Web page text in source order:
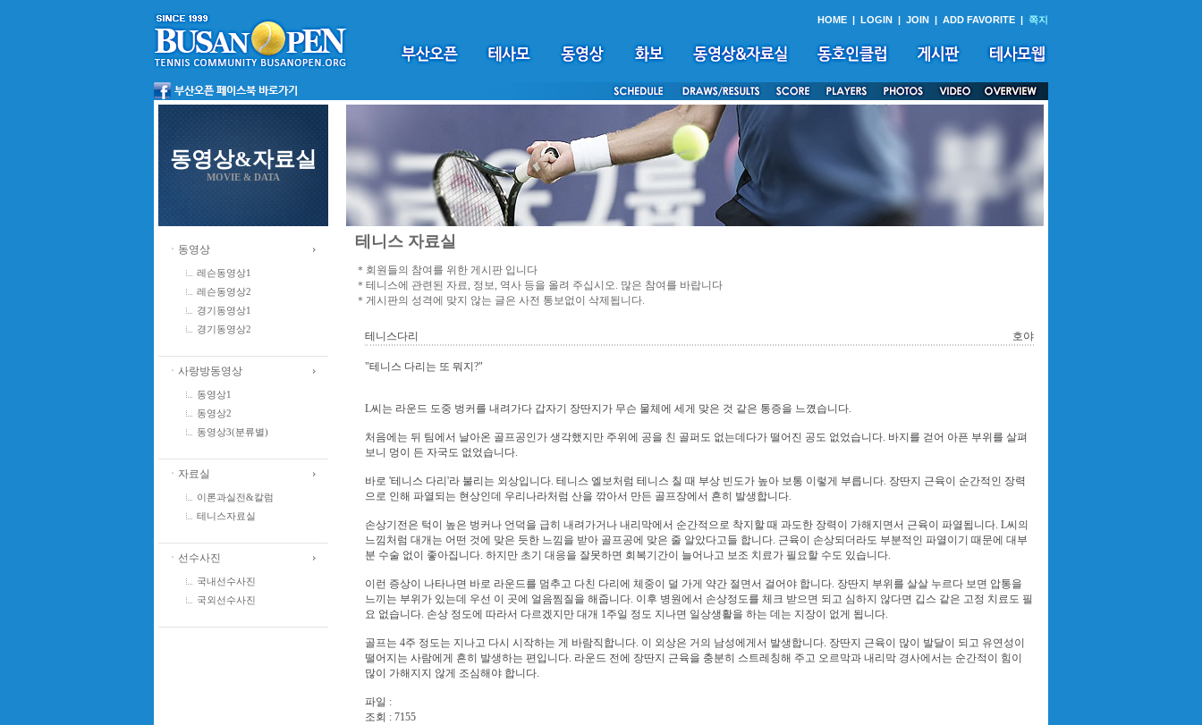
HOME | LOGIN | JOIN | ADD FAVORITE | 쪽지
동영상&자료실
MOVIE & DATA
ㆍ동영상
레슨동영상1
레슨동영상2
경기동영상1
경기동영상2
ㆍ사랑방동영상
동영상1
동영상2
동영상3(분류별)
ㆍ자료실
이론과실전&칼럼
테니스자료실
ㆍ선수사진
국내선수사진
국외선수사진
테니스 자료실
＊회원들의 참여를 위한 게시판 입니다
＊테니스에 관련된 자료, 정보, 역사 등을 올려 주십시오. 많은 참여를 바랍니다
＊게시판의 성격에 맞지 않는 글은 사전 통보없이 삭제됩니다.
테니스다리 호야
"테니스 다리는 또 뭐지?"
L씨는 라운드 도중 벙커를 내려가다 갑자기 장딴지가 무슨 물체에 세게 맞은 것 같은 통증을 느꼈습니다.
처음에는 뒤 팀에서 날아온 골프공인가 생각했지만 주위에 공을 친 골퍼도 없는데다가 떨어진 공도 없었습니다. 바지를 걷어 아픈 부위를 살펴
보니 멍이 든 자국도 없었습니다.
바로 '테니스 다리'라 불리는 외상입니다. 테니스 엘보처럼 테니스 칠 때 부상 빈도가 높아 보통 이렇게 부릅니다. 장딴지 근육이 순간적인 장력
으로 인해 파열되는 현상인데 우리나라처럼 산을 깎아서 만든 골프장에서 흔히 발생합니다.
손상기전은 턱이 높은 벙커나 언덕을 급히 내려가거나 내리막에서 순간적으로 착지할 때 과도한 장력이 가해지면서 근육이 파열됩니다. L씨의
느낌처럼 대개는 어떤 것에 맞은 듯한 느낌을 받아 골프공에 맞은 줄 알았다고들 합니다. 근육이 손상되더라도 부분적인 파열이기 때문에 대부
분 수술 없이 좋아집니다. 하지만 초기 대응을 잘못하면 회복기간이 늘어나고 보조 치료가 필요할 수도 있습니다.
이런 증상이 나타나면 바로 라운드를 멈추고 다친 다리에 체중이 덜 가게 약간 절면서 걸어야 합니다. 장딴지 부위를 살살 누르다 보면 압통을
느끼는 부위가 있는데 우선 이 곳에 얼음찜질을 해줍니다. 이후 병원에서 손상정도를 체크 받으면 되고 심하지 않다면 깁스 같은 고정 치료도 필
요 없습니다. 손상 정도에 따라서 다르겠지만 대개 1주일 정도 지나면 일상생활을 하는 데는 지장이 없게 됩니다.
골프는 4주 정도는 지나고 다시 시작하는 게 바람직합니다. 이 외상은 거의 남성에게서 발생합니다. 장딴지 근육이 많이 발달이 되고 유연성이
떨어지는 사람에게 흔히 발생하는 편입니다. 라운드 전에 장딴지 근육을 충분히 스트레칭해 주고 오르막과 내리막 경사에서는 순간적이 힘이
많이 가해지지 않게 조심해야 합니다.
파일 :
조회 : 7155